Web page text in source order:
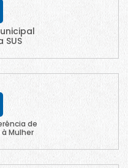
SUS
de
Mulher